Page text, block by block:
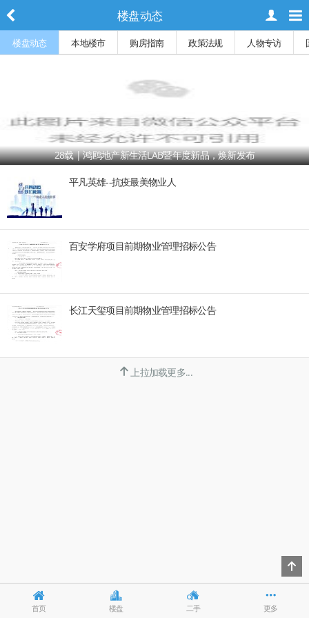
楼盘动态
首页 楼盘 二手 更多
楼盘动态 本地楼市 购房指南 政策法规 人物专访
28载 | 鸿鸥地产新生活LAB暨年度新品，焕新发布
平凡英雄--抗疫最美物业人
百安学府项目前期物业管理招标公告
长江天玺项目前期物业管理招标公告
上拉加载更多...